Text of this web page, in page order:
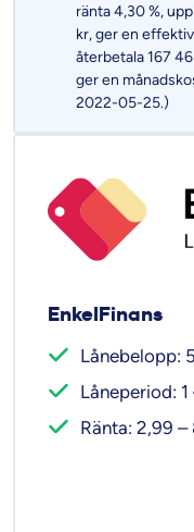
ränta 4,30 %,
kr, ger en
återbetala 167
ger en
2022-05-25.)
EnkelFinans
Lånebelopp:
Låneperiod:
Ränta: 2,99 –